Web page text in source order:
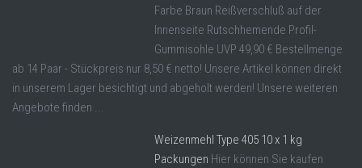
Farbe Braun Reißverschluß auf der
Innenseite Rutschhemende Profil-
Gummisohle UVP 49,90 € Bestellmenge
ab 14 Paar - Stückpreis nur 8,50 € netto! Unsere Artikel können direkt
in unserem Lager besichtigt und abgeholt werden! Unsere weiteren
Angebote finden ...
Weizenmehl Type 405 10 x 1 kg
Packungen Hier können Sie kaufen